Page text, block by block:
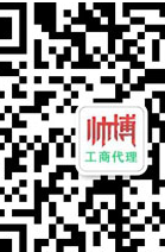
（承办）重庆四公里换乘
外籍乘客在上海车4公里遭
公司2台电脑离的很远,差
上新街办公司
柳州市澳华石油液化气有
上新街垃圾处理站【重庆
【上新街单位宿舍小区|
重庆办理各国签证,办理各
王占勇：以科学发展观统
南岸周边办公司